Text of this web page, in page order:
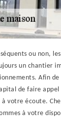
ou non,
un chantier
Afin de
de faire appel
votre écoute.
à votre